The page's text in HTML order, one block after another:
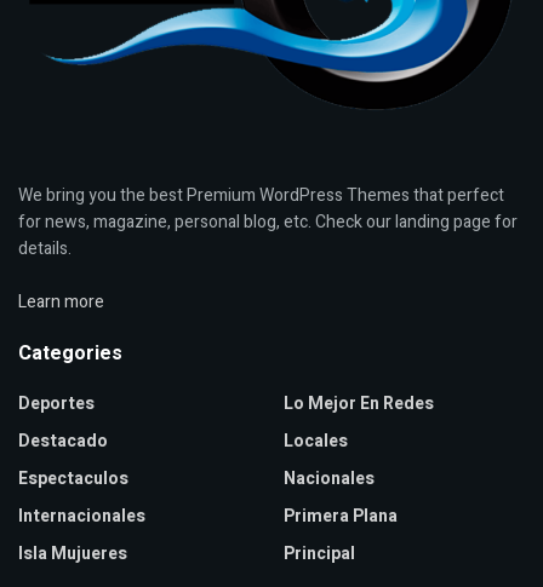
We bring you the best Premium WordPress Themes that perfect
for news, magazine, personal blog, etc. Check our landing page for
details.
Learn more
Categories
Deportes
Destacado
Espectaculos
Internacionales
Isla Mujueres
Lo Mejor En Redes
Locales
Nacionales
Primera Plana
Principal